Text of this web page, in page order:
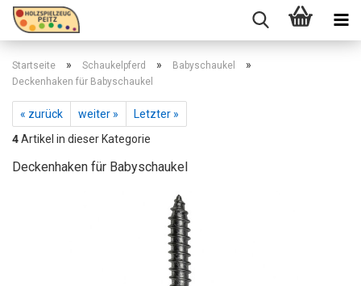
Startseite » Schaukelpferd » Babyschaukel »
Deckenhaken für Babyschaukel
« zurück weiter »
Letzter »
4Artikel in dieser Kategorie
Deckenhaken für Babyschaukel